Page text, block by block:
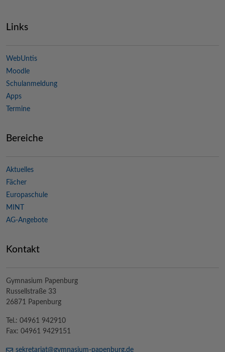
Links
WebUntis
Moodle
Schulanmeldung
Apps
Termine
Bereiche
Aktuelles
Fächer
Europaschule
MINT
AG-Angebote
Kontakt
Gymnasium Papenburg
Russellstraße 33
26871 Papenburg
Tel.: 04961 942910
Fax: 04961 9429151
sekretariat@gymnasium-papenburg.de